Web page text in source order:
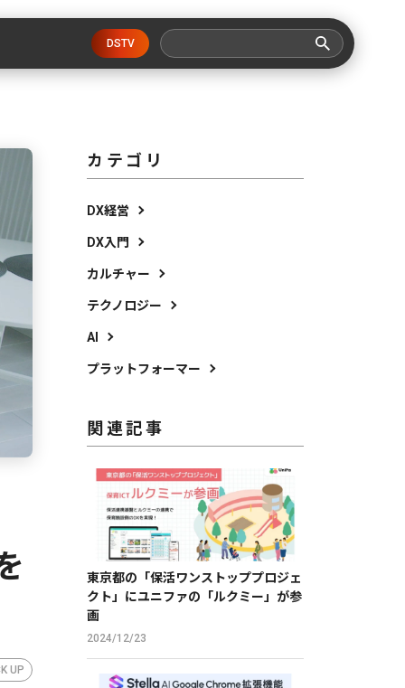
DSTV
UP
カテゴリ
DX経営
DX入門
カルチャー
テクノロジー
AI
プラットフォーマー
関連記事
東京都の「保活ワンストッププロジェ
クト」にユニファの「ルクミー」が参
画
2024/12/23